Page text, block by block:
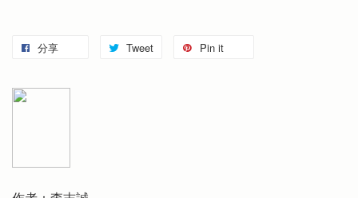
分享 Tweet Pin it